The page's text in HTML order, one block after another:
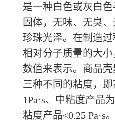
是一种白色或灰白
固体，无味、无臭
珍珠光泽。在制造
相对分子质量的大
数值来表示。商品
三种不同的粘度，
1Pa·s、中粘度产品
粘度产品<0.25 Pa·s